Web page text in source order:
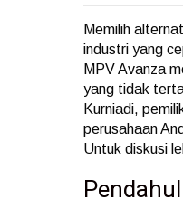
Memilih
industri yang
MPV Avanza
yang tidak
Kurniadi,
perusahaan
Untuk diskusi